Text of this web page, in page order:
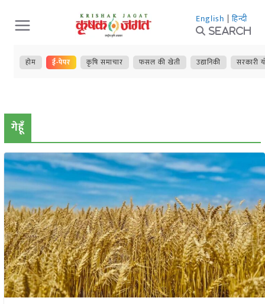
Skip
to
content
English | हिन्दी
Search
होम ई-पेपर कृषि समाचार फसल की खेती उद्यानिकी सरकारी
गेहूँ